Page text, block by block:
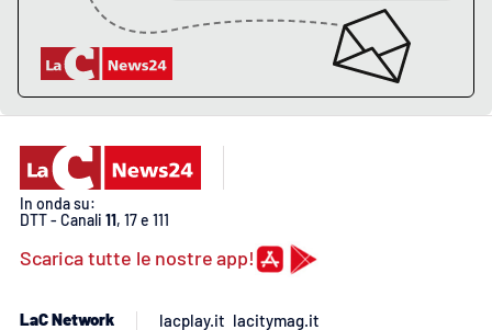
Destinazioni
Eventi
Food
Storie
In onda su:
DTT - Canali 11, 17 e 111
Scarica tutte le nostre app!
LaC Network lacplay.it lacitymag.it